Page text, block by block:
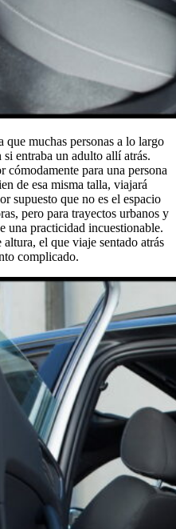
muchas personas a lo largo
entraba un adulto allí atrás.
para una persona
de esa misma talla, viajará
supuesto que no es el espacio
pero para trayectos urbanos y
una practicidad incuestionable.
el que viaje sentado atrás
complicado.